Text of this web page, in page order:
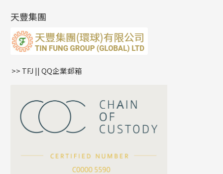
公司名稱
雙十字鏈系列
水波鏈系列
蛇骨鏈系列
鏈尾系列
嘴唇鏈系列
S車花鏈系列
珍珠鏈系列
坦克鏈系列
滿天星鏈系列
方假繩鏈系列
耳環扣系列
耳綫/耳鈎系列
耳環爪頭
耳環
字母吊墜
相盒吊墜
項鏈吊墜
生肖吊墜
星座吊墜
珠扣
天豐集團
>> TFJ || QQ企業郵箱